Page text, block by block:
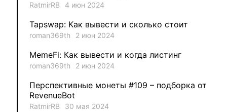
METAMINECRAFT
Kate_AAX 1
RatmirRB 4 июн 2024
Tapswap: Как вывести и сколько стоит
roman369th 2 июн 2024
MemeFi: Как вывести и когда листинг
roman369th 2 июн 2024
Перспективные монеты #109 – подборка от
RevenueBot
RatmirRB 30 мая 2024